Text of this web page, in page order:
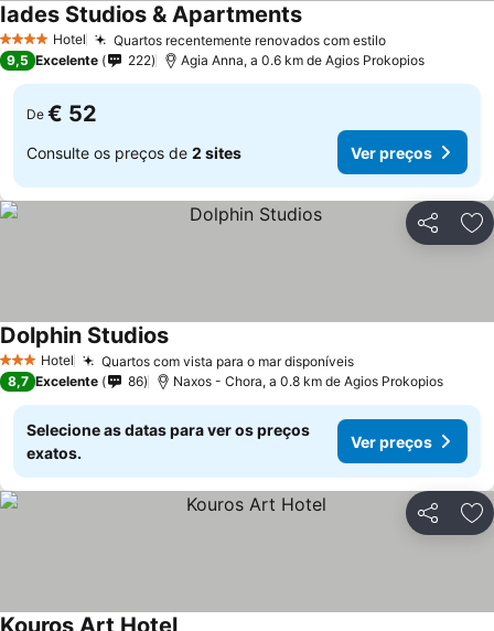
4 EstrelasHotel Quartos recentemente renovados com estilo
Iades Studios & Apartments
9,5 Excelente 222 Agia Anna, a 0.6 km de Agios Prokopios
De € 52
Consulte os preços de 2 sites Ver preços
Partilhar
3 EstrelasHotel Quartos com vista para o mar disponíveis
Dolphin Studios
8,7 Excelente 86 Naxos - Chora, a 0.8 km de Agios Prokopios
Selecione as datas para ver os preços
exatos.
Ver preços
Partilhar
Kouros Art Hotel